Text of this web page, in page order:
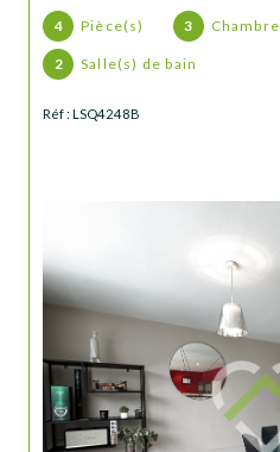
4 Pièce(s) 3
2 Salle(s) de bain
Réf : LSQ4248B